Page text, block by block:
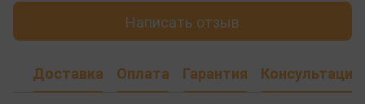
Написать отзыв
Доставка Оплата Гарантия Консультация